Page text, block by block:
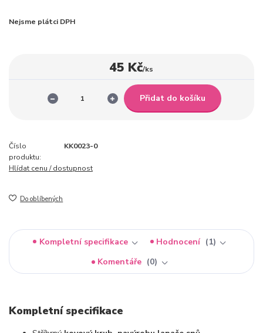
Nejsme plátci DPH
45 Kč/ks
Přidat do košíku
Číslo
produktu:
KK0023-0
Hlídat cenu / dostupnost
Do oblíbených
Kompletní specifikace Hodnocení
1
Komentáře
0
Kompletní specifikace